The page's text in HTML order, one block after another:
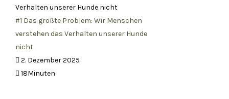
#1 Das größte Problem: Wir Menschen
verstehen das Verhalten unserer Hunde
nicht
2. Dezember 2025
18Minuten